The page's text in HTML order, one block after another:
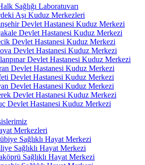
Sağlığı Laboratuvarı
Aşı Kuduz Merkezleri
Devlet Hastanesi Kuduz Merkezi
Devlet Hastanesi Kuduz Merkezi
Devlet Hastanesi Kuduz Merkezi
Devlet Hastanesi Kuduz Merkezi
Devlet Hastanesi Kuduz Merkezi
Devlet Hastanesi Kuduz Merkezi
Devlet Hastanesi Kuduz Merkezi
Devlet Hastanesi Kuduz Merkezi
Devlet Hastanesi Kuduz Merkezi
Devlet Hastanesi Kuduz Merkezi
Merkezleri
Sağlıklı Hayat Merkezi
Sağlıklı Hayat Merkezi
Sağlıklı Hayat Merkezi